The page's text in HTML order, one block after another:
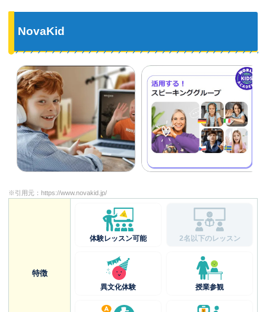
NovaKid
※引用元： https://www.novakid.jp/
特徴
体験レッスン可能 2名以下のレッスン
異文化体験 授業参観